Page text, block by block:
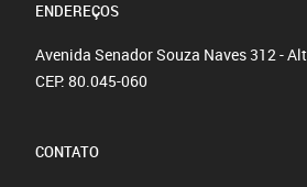
ENDEREÇOS
Avenida Senador Souza Naves 312 -
CEP: 80.045-060
CONTATO